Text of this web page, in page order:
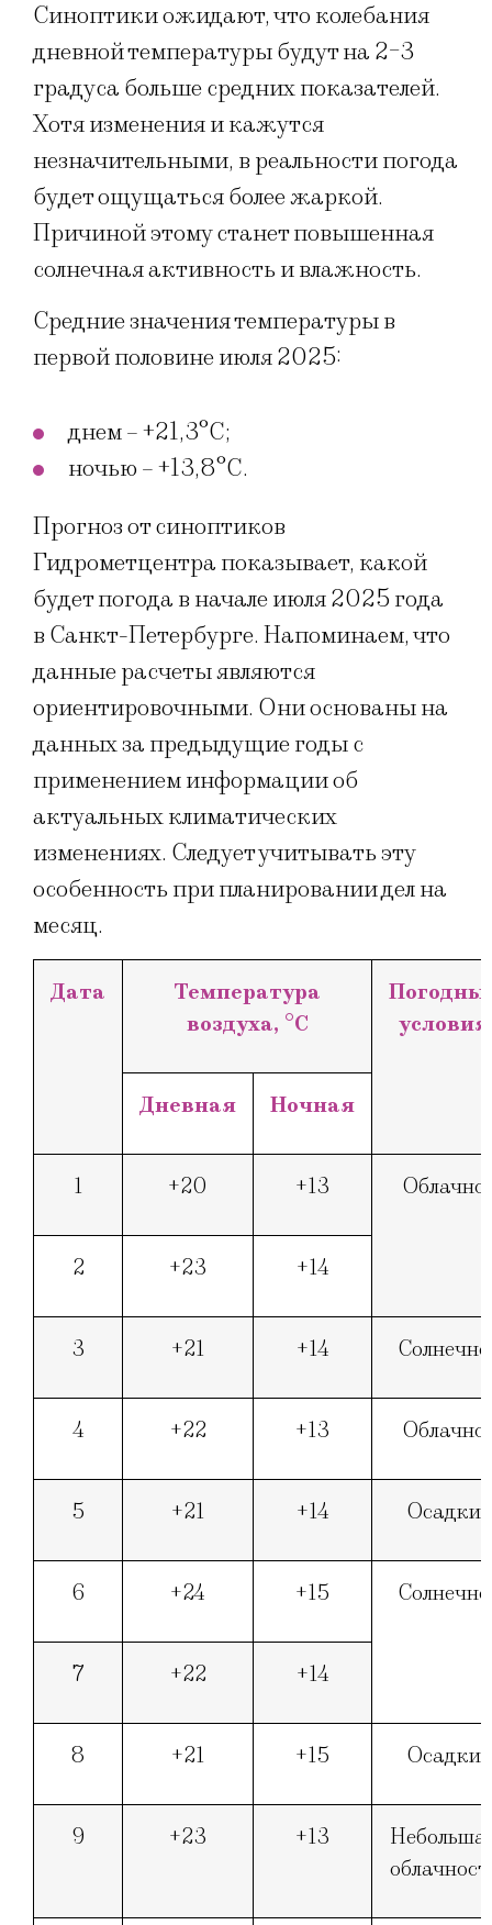
Синоптики ожидают, что колебания
дневной температуры будут на 2-3
градуса больше средних показателей.
Хотя изменения и кажутся
незначительными, в реальности погода
будет ощущаться более жаркой.
Причиной этому станет повышенная
солнечная активность и влажность.
Средние значения температуры в
первой половине июля 2025:
днем – +21,3°C;
ночью – +13,8°C.
Прогноз от синоптиков
Гидрометцентра показывает, какой
будет погода в начале июля 2025 года
в Санкт-Петербурге. Напоминаем, что
данные расчеты являются
ориентировочными. Они основаны на
данных за предыдущие годы с
применением информации об
актуальных климатических
изменениях. Следует учитывать эту
особенность при планировании дел на
месяц.
Дата
Температура
воздуха, °C
условия
Дневная Ночная
1 +20 +13 Облачно
2 +23 +14
3 +21 +14 Солнечно
4 +22 +13 Облачно
5 +21 +14 Осадки
6 +24 +15 Солнечно
7 +22 +14
8 +21 +15 Осадки
9 +23 +13